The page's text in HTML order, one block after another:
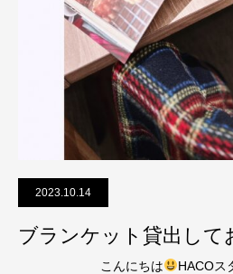
2023.10.14
ブランケット貸出して
こんにちは HACOス